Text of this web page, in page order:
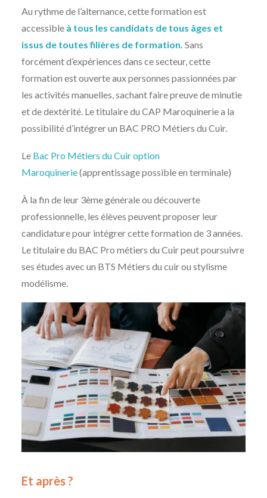
Au rythme de l’alternance, cette formation est
accessible à tous les candidats de tous âges et
issus de toutes filières de formation. Sans
forcément d’expériences dans ce secteur, cette
formation est ouverte aux personnes passionnées par
les activités manuelles, sachant faire preuve de minutie
et de dextérité. Le titulaire du CAP Maroquinerie a la
possibilité d’intégrer un BAC PRO Métiers du Cuir.
Le Bac Pro Métiers du Cuir option
Maroquinerie(apprentissage possible en terminale)
À la fin de leur 3ème générale ou découverte
professionnelle, les élèves peuvent proposer leur
candidature pour intégrer cette formation de 3 années.
Le titulaire du BAC Pro métiers du Cuir peut poursuivre
ses études avec un BTS Métiers du cuir ou stylisme
modélisme.
Et après ?